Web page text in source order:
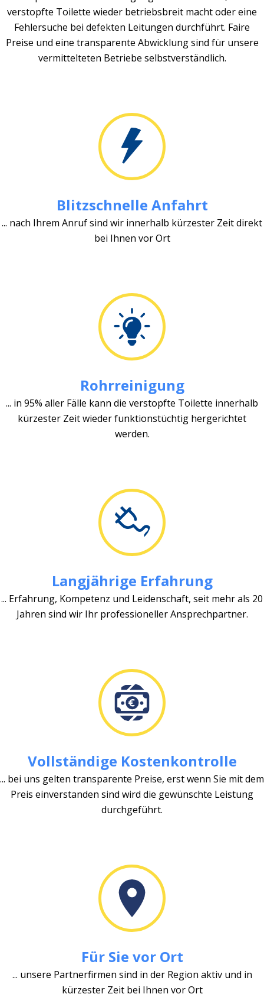
verstopfte Toilette wieder betriebsbreit macht oder eine
Fehlersuche bei defekten Leitungen durchführt. Faire
Preise und eine transparente Abwicklung sind für unsere
vermittelteten Betriebe selbstverständlich.
Blitzschnelle Anfahrt
... nach Ihrem Anruf sind wir innerhalb kürzester Zeit direkt
bei Ihnen vor Ort
Rohrreinigung
... in 95% aller Fälle kann die verstopfte Toilette innerhalb
kürzester Zeit wieder funktionstüchtig hergerichtet
werden.
Langjährige Erfahrung
... Erfahrung, Kompetenz und Leidenschaft, seit mehr als 20
Jahren sind wir Ihr professioneller Ansprechpartner.
Vollständige Kostenkontrolle
... bei uns gelten transparente Preise, erst wenn Sie mit dem
Preis einverstanden sind wird die gewünschte Leistung
durchgeführt.
Für Sie vor Ort
... unsere Partnerfirmen sind in der Region aktiv und in
kürzester Zeit bei Ihnen vor Ort